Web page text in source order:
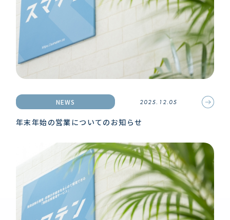
NEWS 2025.12.05
年末年始の営業についてのお知らせ